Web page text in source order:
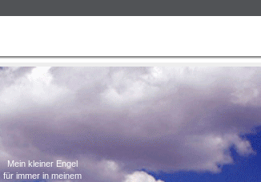
Mein kleiner Engel
für immer in meinem